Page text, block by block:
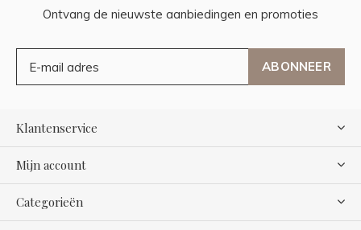
Ontvang de nieuwste aanbiedingen en promoties
ABONNEER
Klantenservice
Mijn account
Categorieën